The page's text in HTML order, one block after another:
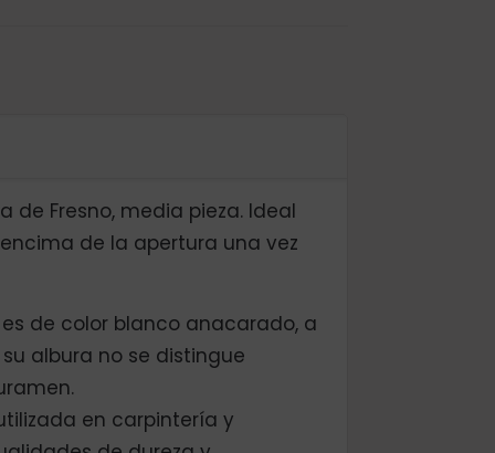
de Fresno, media pieza. Ideal
de la apertura una vez
de color blanco anacarado, a
albura no se distingue
en carpintería y